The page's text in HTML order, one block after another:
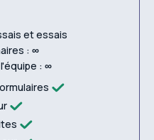
et essais
: ∞
: ∞